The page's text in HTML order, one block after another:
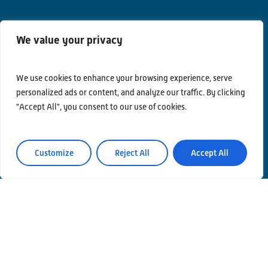
We value your privacy
We use cookies to enhance your browsing experience, serve
personalized ads or content, and analyze our traffic. By clicking
"Accept All", you consent to our use of cookies.
Customize Reject All Accept All
Contatti
Privacy Policy